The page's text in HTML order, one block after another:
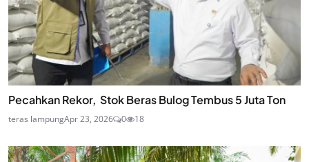
Pecahkan Rekor, Stok Beras Bulog Tembus 5 Juta Ton
teras lampungApr 23, 2026 0 18